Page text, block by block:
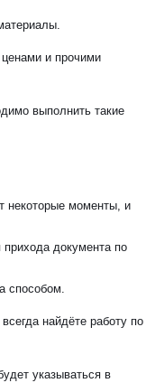
и прочими
выполнить такие
некоторые моменты, и
прихода документа по
способом.
найдёте работу по
указываться в